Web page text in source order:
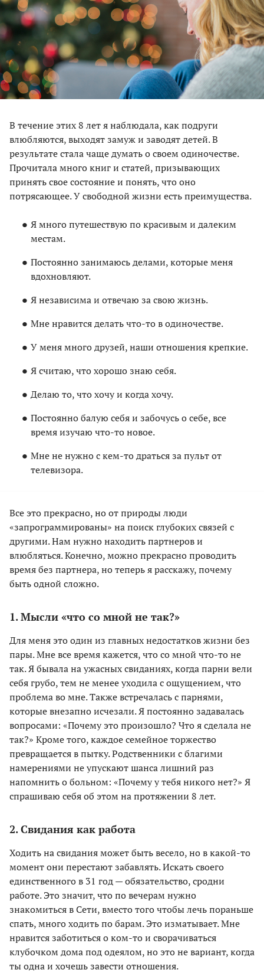
В течение этих 8 лет я наблюдала, как подруги
влюбляются, выходят замуж и заводят детей. В
результате стала чаще думать о своем одиночестве.
Прочитала много книг и статей, призывающих
принять свое состояние и понять, что оно
потрясающее. У свободной жизни есть преимущества.
Я много путешествую по красивым и далеким
местам.
Постоянно занимаюсь делами, которые меня
вдохновляют.
Я независима и отвечаю за свою жизнь.
Мне нравится делать что-то в одиночестве.
У меня много друзей, наши отношения крепкие.
Я считаю, что хорошо знаю себя.
Делаю то, что хочу и когда хочу.
Постоянно балую себя и забочусь о себе, все
время изучаю что-то новое.
Мне не нужно с кем-то драться за пульт от
телевизора.
Все это прекрасно, но от природы люди
«запрограммированы» на поиск глубоких связей с
другими. Нам нужно находить партнеров и
влюбляться. Конечно, можно прекрасно проводить
время без партнера, но теперь я расскажу, почему
быть одной сложно.
1. Мысли «что со мной не так?»
Для меня это один из главных недостатков жизни без
пары. Мне все время кажется, что со мной что-то не
так. Я бывала на ужасных свиданиях, когда парни вели
себя грубо, тем не менее уходила с ощущением, что
проблема во мне. Также встречалась с парнями,
которые внезапно исчезали. Я постоянно задавалась
вопросами: «Почему это произошло? Что я сделала не
так?» Кроме того, каждое семейное торжество
превращается в пытку. Родственники с благими
намерениями не упускают шанса лишний раз
напомнить о больном: «Почему у тебя никого нет?» Я
спрашиваю себя об этом на протяжении 8 лет.
2. Свидания как работа
Ходить на свидания может быть весело, но в какой-то
момент они перестают забавлять. Искать своего
единственного в 31 год — обязательство, сродни
работе. Это значит, что по вечерам нужно
знакомиться в Сети, вместо того чтобы лечь пораньше
спать, много ходить по барам. Это изматывает. Мне
нравится заботиться о ком-то и сворачиваться
клубочком дома под одеялом, но это не вариант, когда
ты одна и хочешь завести отношения.